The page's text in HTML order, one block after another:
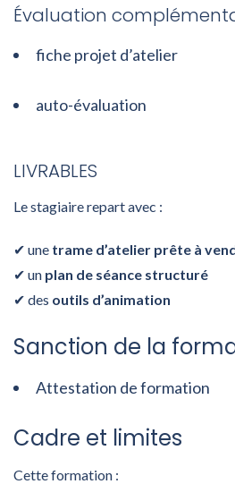
Évaluation
fiche projet d’atelier
auto-évaluation
LIVRABLES
Le stagiaire repart avec :
✔ une trame d’atelier prête à
✔ un plan de séance structuré
✔ des outils d’animation
Sanction de la
Attestation de formation
Cadre et limites
Cette formation :